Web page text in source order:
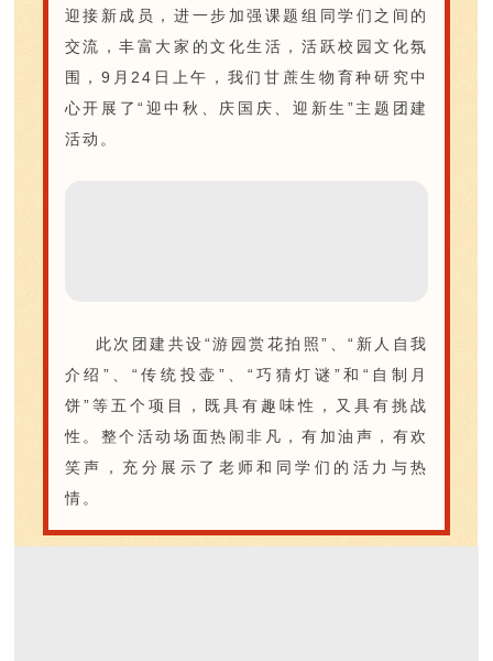
迎接新成员，进一步加强课题组同学们之间的
交流，丰富大家的文化生活，活跃校园文化氛
围，9月24日上午，我们甘蔗生物育种研究中
心开展了“迎中秋、庆国庆、迎新生”主题团建
活动。
此次团建共设“游园赏花拍照”、“新人自我
介绍”、“传统投壶”、“巧猜灯谜”和“自制月
饼”等五个项目，既具有趣味性，又具有挑战
性。整个活动场面热闹非凡，有加油声，有欢
笑声，充分展示了老师和同学们的活力与热
情。